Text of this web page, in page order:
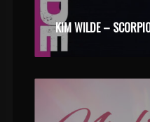
KIM WILDE –